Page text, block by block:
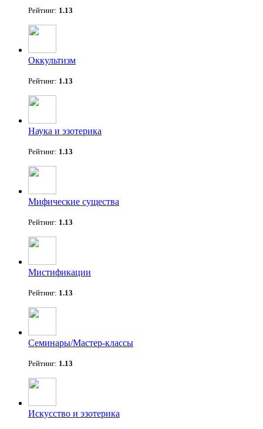
Рейтинг: 1.13
Оккультизм
Рейтинг: 1.13
Наука и эзотерика
Рейтинг: 1.13
Мифические существа
Рейтинг: 1.13
Мистификации
Рейтинг: 1.13
Семинары/Мастер-классы
Рейтинг: 1.13
Искусство и эзотерика